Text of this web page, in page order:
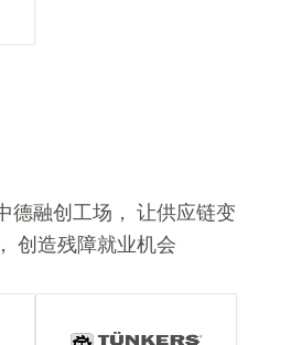
德融创工场， 让供应链变
创造残障就业机会